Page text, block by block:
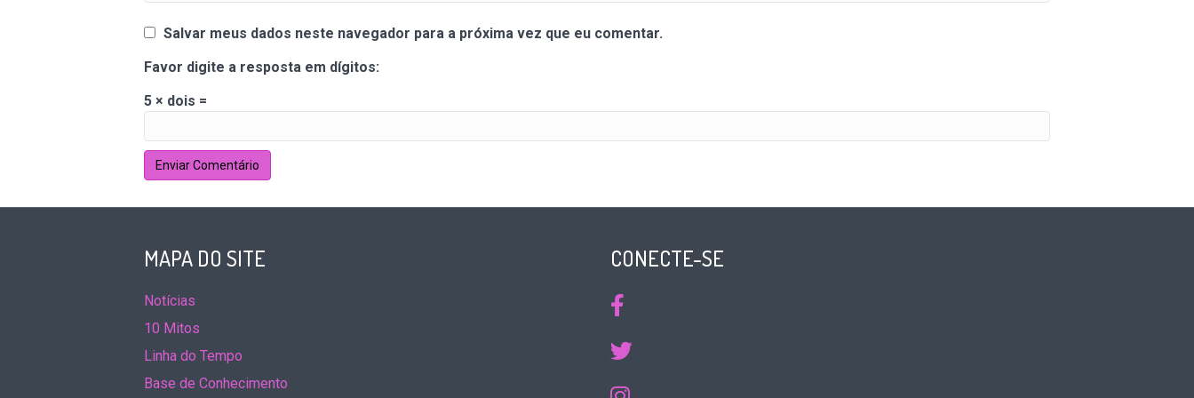
Salvar meus dados neste navegador para a próxima vez que eu comentar.
Favor digite a resposta em dígitos:
5 × dois =
MAPA DO SITE
Notícias
10 Mitos
Linha do Tempo
Base de Conhecimento
CONECTE-SE